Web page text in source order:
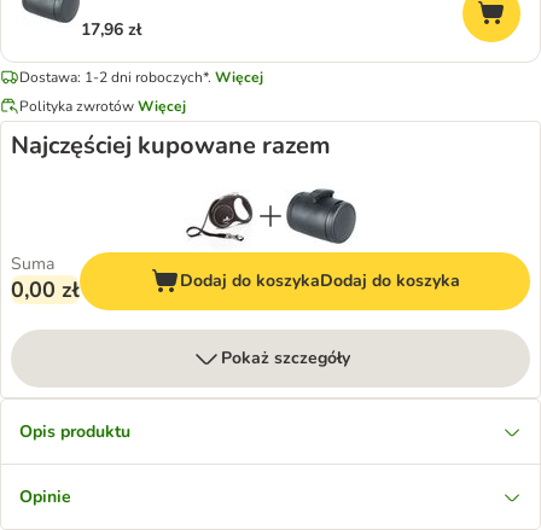
17,96 zł
Dostawa: 1-2 dni roboczych*. Więcej
Polityka zwrotówWięcej
Najczęściej kupowane razem
Suma
0,00 zł Dodaj do koszykaDodaj do koszyka
Pokaż szczegóły
Opis produktu
Opinie